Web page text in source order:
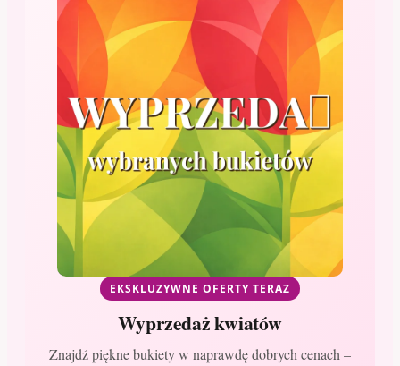
EKSKLUZYWNE OFERTY TERAZ
Wyprzedaż kwiatów
Znajdź piękne bukiety w naprawdę dobrych cenach –